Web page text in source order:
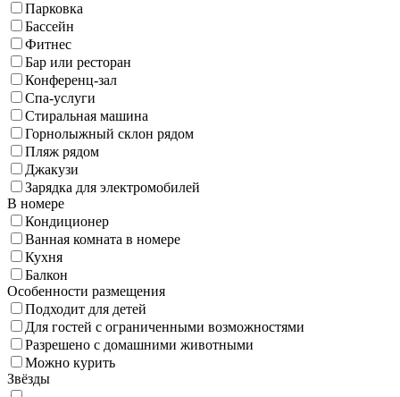
Парковка
Бассейн
Фитнес
Бар или ресторан
Конференц-зал
Спа-услуги
Стиральная машина
Горнолыжный склон рядом
Пляж рядом
Джакузи
Зарядка для электромобилей
В номере
Кондиционер
Ванная комната в номере
Кухня
Балкон
Особенности размещения
Подходит для детей
Для гостей с ограниченными возможностями
Разрешено с домашними животными
Можно курить
Звёзды